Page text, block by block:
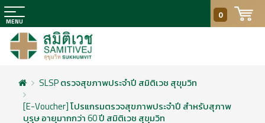
0
SLSP ตรวจสุขภาพประจำปี สมิติเวช สุขุมวิท
[E-Voucher] โปรแกรมตรวจสุขภาพประจำปี สำหรับสุภาพ
บุรุษ อายุมากกว่า 60 ปี สมิติเวช สุขุมวิท